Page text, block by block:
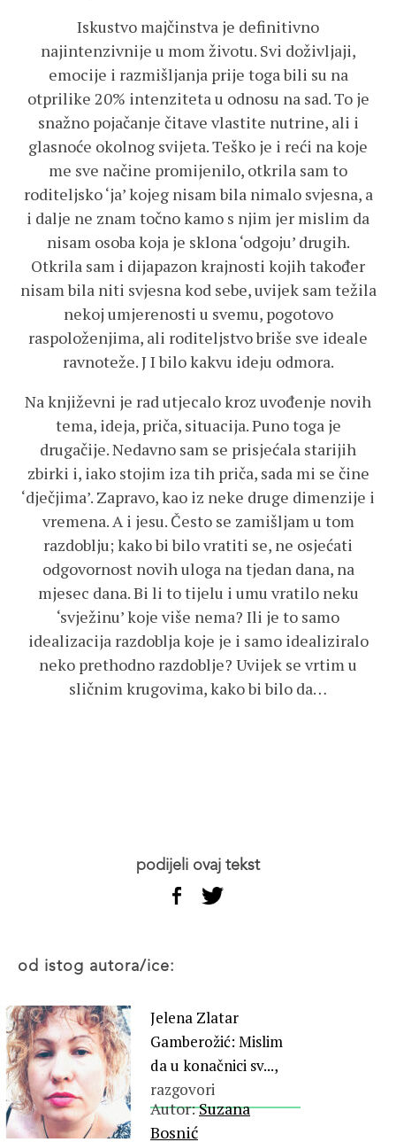
Iskustvo majčinstva je definitivno
najintenzivnije u mom životu. Svi doživljaji,
emocije i razmišljanja prije toga bili su na
otprilike 20% intenziteta u odnosu na sad. To je
snažno pojačanje čitave vlastite nutrine, ali i
glasnoće okolnog svijeta. Teško je i reći na koje
me sve načine promijenilo, otkrila sam to
roditeljsko ‘ja’ kojeg nisam bila nimalo svjesna, a
i dalje ne znam točno kamo s njim jer mislim da
nisam osoba koja je sklona ‘odgoju’ drugih.
Otkrila sam i dijapazon krajnosti kojih također
nisam bila niti svjesna kod sebe, uvijek sam težila
nekoj umjerenosti u svemu, pogotovo
raspoloženjima, ali roditeljstvo briše sve ideale
ravnoteže. J I bilo kakvu ideju odmora.
Na književni je rad utjecalo kroz uvođenje novih
tema, ideja, priča, situacija. Puno toga je
drugačije. Nedavno sam se prisjećala starijih
zbirki i, iako stojim iza tih priča, sada mi se čine
‘dječjima’. Zapravo, kao iz neke druge dimenzije i
vremena. A i jesu. Često se zamišljam u tom
razdoblju; kako bi bilo vratiti se, ne osjećati
odgovornost novih uloga na tjedan dana, na
mjesec dana. Bi li to tijelu i umu vratilo neku
‘svježinu’ koje više nema? Ili je to samo
idealizacija razdoblja koje je i samo idealiziralo
neko prethodno razdoblje? Uvijek se vrtim u
sličnim krugovima, kako bi bilo da…
podijeli ovaj tekst
od istog autora/ice:
Jelena Zlatar
Gamberožić: Mislim
da u konačnici sv...,
razgovori
Autor:Suzana
Bosnić